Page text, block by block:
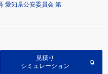
愛知県公安委員会 第
見積り
シミュレーション